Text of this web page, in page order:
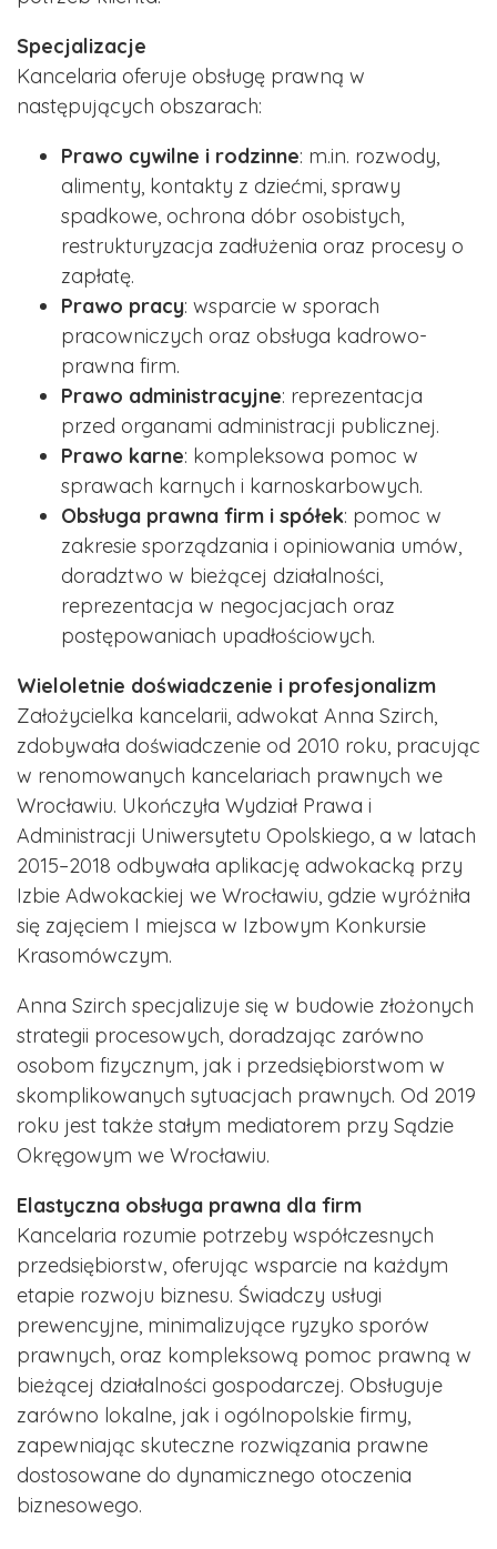
Specjalizacje
Kancelaria oferuje obsługę prawną w
następujących obszarach:
Prawo cywilne i rodzinne: m.in. rozwody,
alimenty, kontakty z dziećmi, sprawy
spadkowe, ochrona dóbr osobistych,
restrukturyzacja zadłużenia oraz procesy o
zapłatę.
Prawo pracy: wsparcie w sporach
pracowniczych oraz obsługa kadrowo-
prawna firm.
Prawo administracyjne: reprezentacja
przed organami administracji publicznej.
Prawo karne: kompleksowa pomoc w
sprawach karnych i karnoskarbowych.
Obsługa prawna firm i spółek: pomoc w
zakresie sporządzania i opiniowania umów,
doradztwo w bieżącej działalności,
reprezentacja w negocjacjach oraz
postępowaniach upadłościowych.
Wieloletnie doświadczenie i profesjonalizm
Założycielka kancelarii, adwokat Anna Szirch,
zdobywała doświadczenie od 2010 roku, pracując
w renomowanych kancelariach prawnych we
Wrocławiu. Ukończyła Wydział Prawa i
Administracji Uniwersytetu Opolskiego, a w latach
2015–2018 odbywała aplikację adwokacką przy
Izbie Adwokackiej we Wrocławiu, gdzie wyróżniła
się zajęciem I miejsca w Izbowym Konkursie
Krasomówczym.
Anna Szirch specjalizuje się w budowie złożonych
strategii procesowych, doradzając zarówno
osobom fizycznym, jak i przedsiębiorstwom w
skomplikowanych sytuacjach prawnych. Od 2019
roku jest także stałym mediatorem przy Sądzie
Okręgowym we Wrocławiu.
Elastyczna obsługa prawna dla firm
Kancelaria rozumie potrzeby współczesnych
przedsiębiorstw, oferując wsparcie na każdym
etapie rozwoju biznesu. Świadczy usługi
prewencyjne, minimalizujące ryzyko sporów
prawnych, oraz kompleksową pomoc prawną w
bieżącej działalności gospodarczej. Obsługuje
zarówno lokalne, jak i ogólnopolskie firmy,
zapewniając skuteczne rozwiązania prawne
dostosowane do dynamicznego otoczenia
biznesowego.